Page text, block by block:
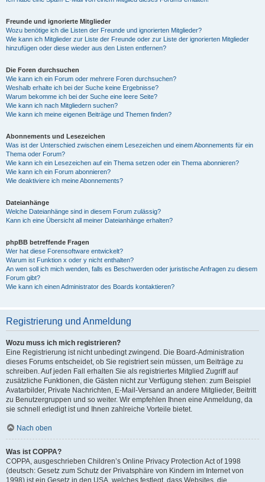
Freunde und ignorierte Mitglieder
Wozu benötige ich die Listen der Freunde und ignorierten Mitglieder?
Wie kann ich Mitglieder zur Liste der Freunde oder zur Liste der ignorierten Mitglieder
hinzufügen oder diese wieder aus den Listen entfernen?
Die Foren durchsuchen
Wie kann ich ein Forum oder mehrere Foren durchsuchen?
Weshalb erhalte ich bei der Suche keine Ergebnisse?
Warum bekomme ich bei der Suche eine leere Seite?
Wie kann ich nach Mitgliedern suchen?
Wie kann ich meine eigenen Beiträge und Themen finden?
Abonnements und Lesezeichen
Was ist der Unterschied zwischen einem Lesezeichen und einem Abonnements für ein
Thema oder Forum?
Wie kann ich ein Lesezeichen auf ein Thema setzen oder ein Thema abonnieren?
Wie kann ich ein Forum abonnieren?
Wie deaktiviere ich meine Abonnements?
Dateianhänge
Welche Dateianhänge sind in diesem Forum zulässig?
Kann ich eine Übersicht all meiner Dateianhänge erhalten?
phpBB betreffende Fragen
Wer hat diese Forensoftware entwickelt?
Warum ist Funktion x oder y nicht enthalten?
An wen soll ich mich wenden, falls es Beschwerden oder juristische Anfragen zu diesem
Forum gibt?
Wie kann ich einen Administrator des Boards kontaktieren?
Registrierung und Anmeldung
Wozu muss ich mich registrieren?
Eine Registrierung ist nicht unbedingt zwingend. Die Board-Administration
dieses Forums entscheidet, ob Sie registriert sein müssen, um Beiträge zu
schreiben. Auf jeden Fall erhalten Sie als registriertes Mitglied Zugriff auf
zusätzliche Funktionen, die Gästen nicht zur Verfügung stehen: zum Beispiel
Avatarbilder, Private Nachrichten, E-Mail-Versand an andere Mitglieder, Beitritt
zu Benutzergruppen und so weiter. Wir empfehlen Ihnen eine Anmeldung, da
sie schnell erledigt ist und Ihnen zahlreiche Vorteile bietet.
Nach oben
Was ist COPPA?
COPPA, ausgeschrieben Children’s Online Privacy Protection Act of 1998
(deutsch: Gesetz zum Schutz der Privatsphäre von Kindern im Internet von
1998) ist ein Gesetz in den USA, welches festlegt, dass Websites, die